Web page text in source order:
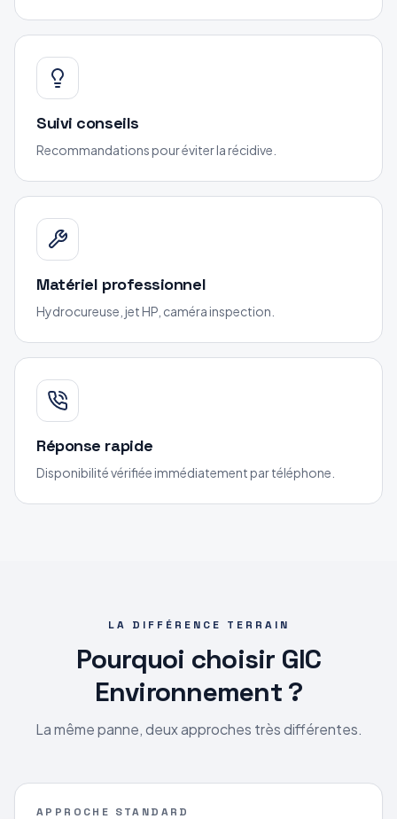
Suivi conseils
Recommandations pour éviter la récidive.
Matériel professionnel
Hydrocureuse, jet HP, caméra inspection.
Réponse rapide
Disponibilité vérifiée immédiatement par téléphone.
LA DIFFÉRENCE TERRAIN
Pourquoi choisir GIC
Environnement ?
La même panne, deux approches très différentes.
APPROCHE STANDARD